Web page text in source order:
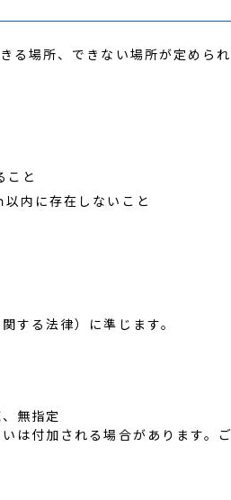
営
る場所、できない場所が定められ
こと
内に存在しないこと
する法律）に準じます。
無指定
付加される場合があります。ご